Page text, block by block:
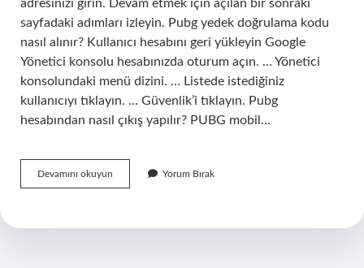
adresinizi girin. Devam etmek için açılan bir sonraki
sayfadaki adımları izleyin. Pubg yedek doğrulama kodu
nasıl alınır? Kullanıcı hesabını geri yükleyin Google
Yönetici konsolu hesabınızda oturum açın. … Yönetici
konsolundaki menü dizini. … Listede istediğiniz
kullanıcıyı tıklayın. … Güvenlik’i tıklayın. Pubg
hesabından nasıl çıkış yapılır? PUBG mobil…
Devamını okuyun
Hesabı
Getirilir
Yorum Bırak